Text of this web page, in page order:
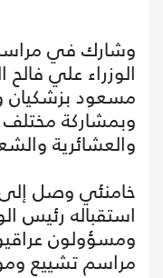
وشارك في
الوزراء علي فالح
مسعود بزشكيان
وبمشاركة مختلف
والعشائرية
خامنئي وصل
استقباله رئيس
ومسؤولون
مراسم تشييع